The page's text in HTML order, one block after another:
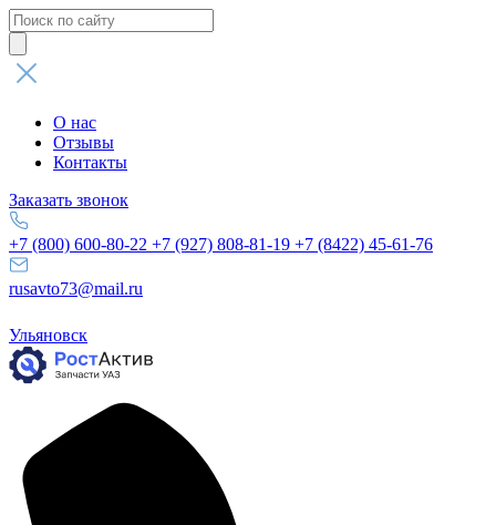
Поиск
товаров
О нас
Отзывы
Контакты
Заказать звонок
+7 (800) 600-80-22 +7 (927) 808-81-19 +7 (8422) 45-61-76
rusavto73@mail.ru
Ульяновск